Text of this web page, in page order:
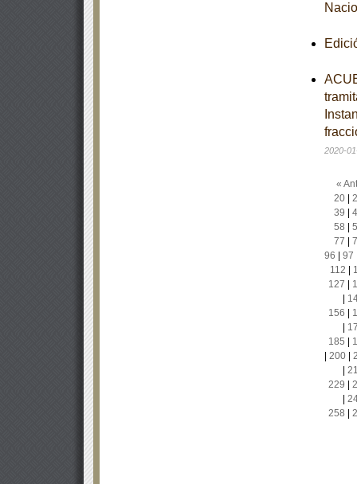
2020-
«
20|
39
58
77
96
97
112
127
156
185
200|
229
258